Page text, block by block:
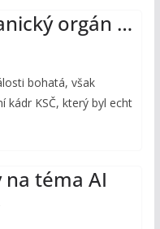
orgán …
bohatá, však
kádr KSČ, který byl echt
téma AI